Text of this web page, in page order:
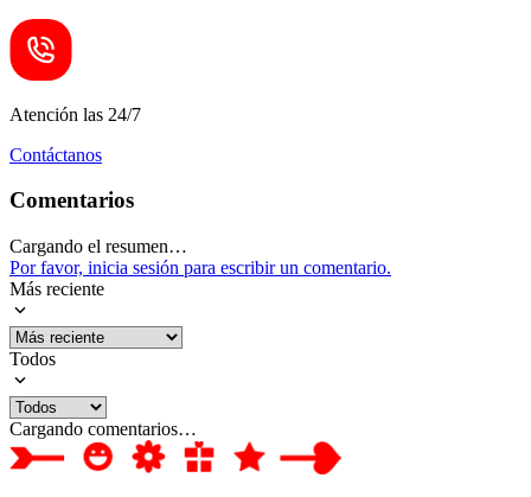
Atención las 24/7
Contáctanos
Comentarios
Cargando el resumen…
Por favor, inicia sesión para escribir un comentario.
Más reciente
Todos
Cargando comentarios…